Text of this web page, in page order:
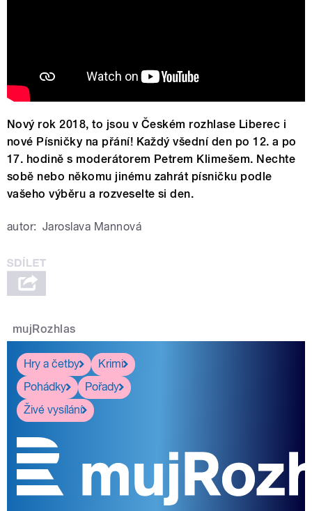
Nový rok 2018, to jsou v Českém rozhlase Liberec i
nové Písničky na přání! Každý všední den po 12. a po
17. hodině s moderátorem Petrem Klimešem. Nechte
sobě nebo někomu jinému zahrát písničku podle
vašeho výběru a rozveselte si den.
autor: Jaroslava Mannová
mujRozhlas
Hry a četby
Krimi
Pohádky
Pořady
Živé vysílání